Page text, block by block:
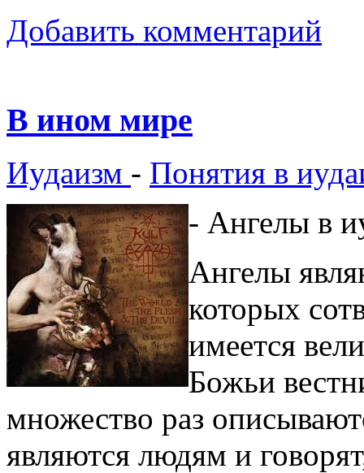
Добавить комментарий
В ином мире
Иудаизм - Понятия в
- Ангелы в
Ангелы
которых
имеется
Божьи
множество раз
являются людям и